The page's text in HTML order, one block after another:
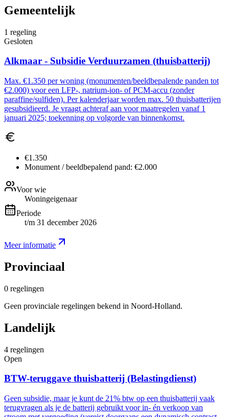
Gemeentelijk
1 regeling
Gesloten
Alkmaar - Subsidie Verduurzamen (thuisbatterij)
Max. €1.350 per woning (monumenten/beeldbepalende panden tot
€2.000) voor een LFP-, natrium-ion- of PCM-accu (zonder
paraffine/sulfiden). Per kalenderjaar worden max. 50 thuisbatterijen
gesubsidieerd. Je vraagt achteraf aan voor maatregelen vanaf 1
januari 2025; toekenning op volgorde van binnenkomst.
€1.350
Monument / beeldbepalend pand: €2.000
Voor wie
Woningeigenaar
Periode
t/m 31 december 2026
Meer informatie
Provinciaal
0 regelingen
Geen provinciale regelingen bekend in Noord-Holland.
Landelijk
4 regelingen
Open
BTW-teruggave thuisbatterij (Belastingdienst)
Geen subsidie, maar je kunt de 21% btw op een thuisbatterij vaak
terugvragen als je de batterij gebruikt voor in- én verkoop van